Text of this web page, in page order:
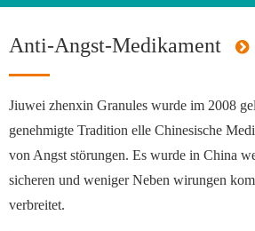
Anti-Angst-Medikament
Jiuwei zhenxin Granules wurde im 2008
genehmigte Tradition elle Chinesische
von Angst störungen. Es wurde in China
sicheren und weniger Neben wirungen
verbreitet.